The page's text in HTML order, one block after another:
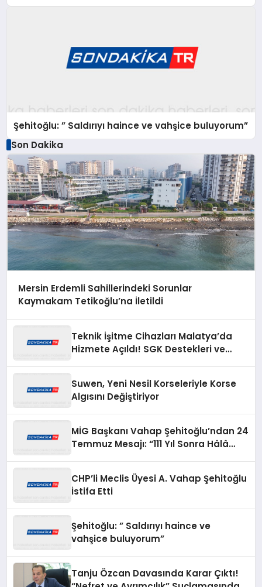
Şehitoğlu: ” Saldırıyı haince ve vahşice buluyorum”
Son Dakika
Mersin Erdemli Sahillerindeki Sorunlar
Kaymakam Tetikoğlu’na İletildi
Teknik İşitme Cihazları Malatya’da
Hizmete Açıldı! SGK Destekleri ve
Suwen, Yeni Nesil Korseleriyle Korse
Algısını Değiştiriyor
MİG Başkanı Vahap Şehitoğlu’ndan 24
Temmuz Mesajı: “111 Yıl Sonra Hâlâ
CHP’li Meclis Üyesi A. Vahap Şehitoğlu
İstifa Etti
Şehitoğlu: ” Saldırıyı haince ve
vahşice buluyorum”
Tanju Özcan Davasında Karar Çıktı!